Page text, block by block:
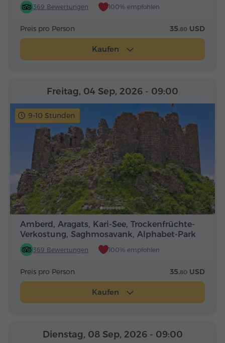
369 Bewertungen 100% empfohlen
Preis pro Person 35.80 USD
Kaufen
9-10 Stunden
Amberd, Aragats, Kari-See, Trockenfrüchte-
Verkostung, Saghmosavank, Alphabet-Park
369 Bewertungen 100% empfohlen
Freitag, 04 Sep, 2026 - 09:00
Preis pro Person 35.80 USD
Kaufen
Dienstag, 08 Sep, 2026 - 09:00